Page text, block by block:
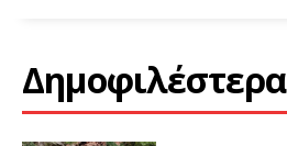
Δημοφιλέστερα